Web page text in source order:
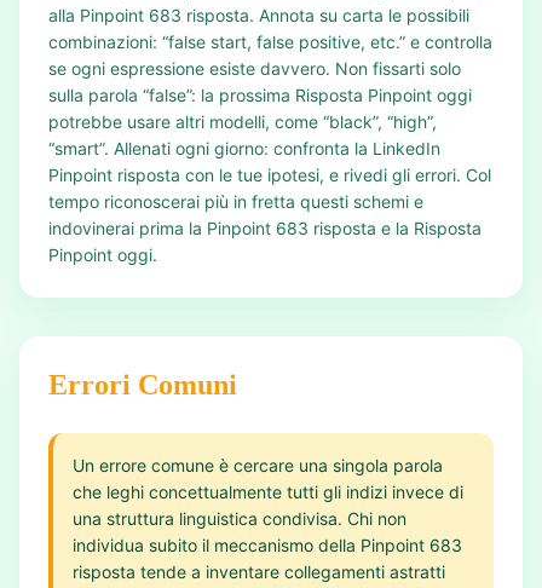
alla Pinpoint 683 risposta. Annota su carta le possibili
combinazioni: “false start, false positive, etc.” e controlla
se ogni espressione esiste davvero. Non fissarti solo
sulla parola “false”: la prossima Risposta Pinpoint oggi
potrebbe usare altri modelli, come “black”, “high”,
“smart”. Allenati ogni giorno: confronta la LinkedIn
Pinpoint risposta con le tue ipotesi, e rivedi gli errori. Col
tempo riconoscerai più in fretta questi schemi e
indovinerai prima la Pinpoint 683 risposta e la Risposta
Pinpoint oggi.
Errori Comuni
Un errore comune è cercare una singola parola
che leghi concettualmente tutti gli indizi invece di
una struttura linguistica condivisa. Chi non
individua subito il meccanismo della Pinpoint 683
risposta tende a inventare collegamenti astratti